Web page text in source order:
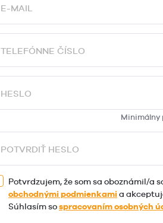
E-MAIL
TELEFÓNNE ČÍSLO
HESLO
Minimálny
POTVRDIŤ HESLO
Potvrdzujem, že som sa oboznámil/a
obchodnými podmienkamia
Súhlasím sospracovaním osobných